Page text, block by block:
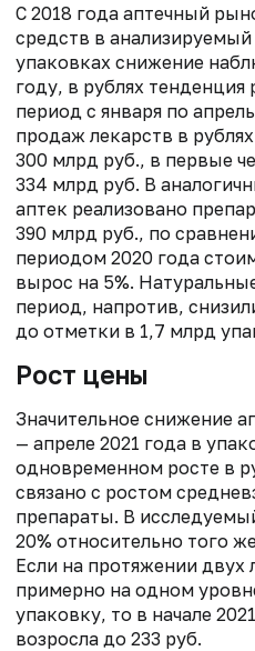
С 2018 года аптечный
средств в
упаковках снижение
году, в рублях тенденция
период с января по
продаж лекарств в
300 млрд руб., в первые
334 млрд руб. В
аптек реализовано
390 млрд руб., по
периодом 2020 года
вырос на 5%.
период, напротив,
до отметки в 1,7 млрд
Рост цены
Значительное снижение
— апреле 2021 года в
одновременном росте в
связано с ростом
препараты. В
20% относительно того
Если на протяжении двух
примерно на одном
упаковку, то в начале
возросла до 233 руб.